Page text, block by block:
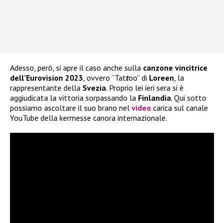
Adesso, però, si apre il caso anche sulla canzone vincitrice
dell’Eurovision 2023 , ovvero “Tattoo” di Loreen , la
rappresentante della Svezia. Proprio lei ieri sera si è
aggiudicata la vittoria sorpassando la Finlandia. Qui sotto
possiamo ascoltare il suo brano nel video carica sul canale
YouTube della kermesse canora internazionale.